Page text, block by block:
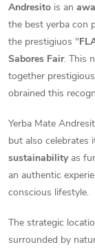
Andresito is an
the best yerba con
the prestigiuos "
Sabores Fair. This
together
obrained this
Yerba Mate
but also celebrates
sustainabilityas
an authentic
conscious lifestyle.
The strategic
surrounded by